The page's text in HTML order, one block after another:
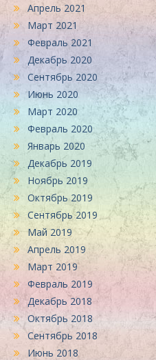
Апрель 2021
Март 2021
Февраль 2021
Декабрь 2020
Сентябрь 2020
Июнь 2020
Март 2020
Февраль 2020
Январь 2020
Декабрь 2019
Ноябрь 2019
Октябрь 2019
Сентябрь 2019
Май 2019
Апрель 2019
Март 2019
Февраль 2019
Декабрь 2018
Октябрь 2018
Сентябрь 2018
Июнь 2018